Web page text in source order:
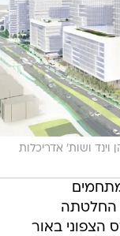
וינד ושות' אדריכלות
החלטתה
באור